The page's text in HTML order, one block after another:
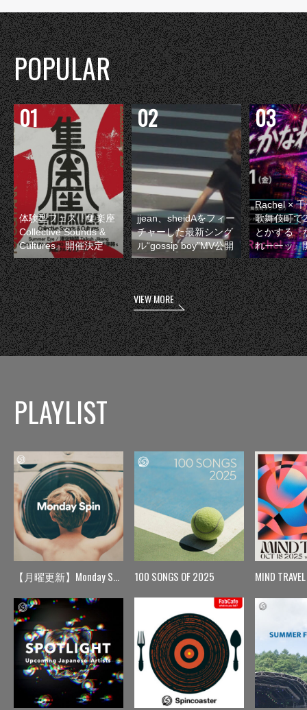
POPULAR
体験型フェス『集楽座
Collective Sounds &
Cultures』開催決定
jjean、sheidAをフィー
チャーした最新シング
ル“gossip boy”MV公開
Rachel ×
歌舞伎町で
とかする『
れーーッ』
VIEW MORE
PLAYLIST
【月曜更新】Monday Spin 100 SONGS OF 2025 MIND TRAVEL